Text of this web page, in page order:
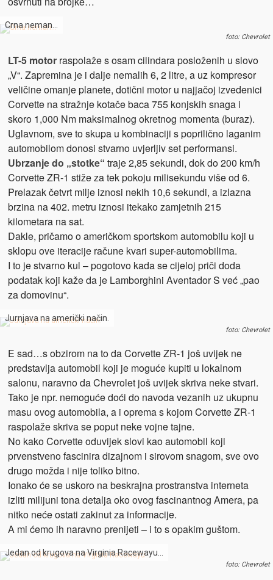
Crna neman…
foto: Chevrolet
LT-5 motorraspolaže s osam cilindara posloženih u slovo
„V“. Zapremina je i dalje nemalih 6, 2 litre, a uz kompresor
veličine omanje planete, dotični motor u najjačoj izvedenici
Corvette na stražnje kotače baca 755 konjskih snaga i
skoro 1,000 Nm maksimalnog okretnog momenta (buraz).
Uglavnom, sve to skupa u kombinaciji s poprilično laganim
automobilom donosi stvarno uvjerljiv set performansi.
Ubrzanje do „stotke“ traje 2,85 sekundi, dok do 200 km/h
Corvette ZR-1 stiže za tek pokoju milisekundu više od 6.
Prelazak četvrt milje iznosi nekih 10,6 sekundi, a izlazna
brzina na 402. metru iznosi itekako zamjetnih 215
kilometara na sat.
Dakle, pričamo o američkom sportskom automobilu koji u
sklopu ove iteracije račune kvari super-automobilima.
I to je stvarno kul – pogotovo kada se cijeloj priči doda
podatak koji kaže da je Lamborghini Aventador S već „pao
za domovinu“.
Jurnjava na američki način.
foto: Chevrolet
E sad…s obzirom na to da Corvette ZR-1 još uvijek ne
predstavlja automobil koji je moguće kupiti u lokalnom
salonu, naravno da Chevrolet još uvijek skriva neke stvari.
Tako je npr. nemoguće doći do navoda vezanih uz ukupnu
masu ovog automobila, a i oprema s kojom Corvette ZR-1
raspolaže skriva se poput neke vojne tajne.
No kako Corvette oduvijek slovi kao automobil koji
prvenstveno fascinira dizajnom i sirovom snagom, sve ovo
drugo možda i nije toliko bitno.
Ionako će se uskoro na beskrajna prostranstva interneta
izliti milijuni tona detalja oko ovog fascinantnog Amera, pa
nitko neće ostati zakinut za informacije.
A mi ćemo ih naravno prenijeti – i to s opakim guštom.
Jedan od krugova na Virginia Racewayu…
foto: Chevrolet